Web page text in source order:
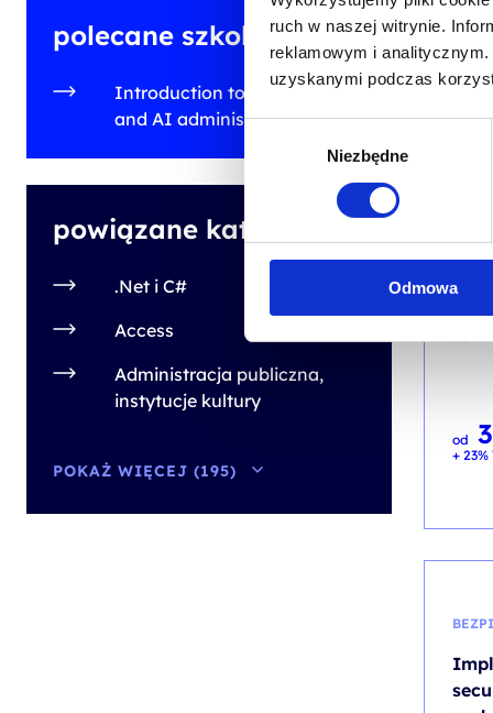
ruch w naszej witrynie.
reklamowym i
uzyskanymi podczas
zgody
Niezbędne
Odmowa
polecane szkolenia
Introduction to Microsoft 365
and AI administration
powiązane kategorie
.Net i C#
Access
Administracja publiczna,
instytucje kultury
POKAŻ WIĘCEJ (195)
+ 23%
kod
PL
od
+ 23%